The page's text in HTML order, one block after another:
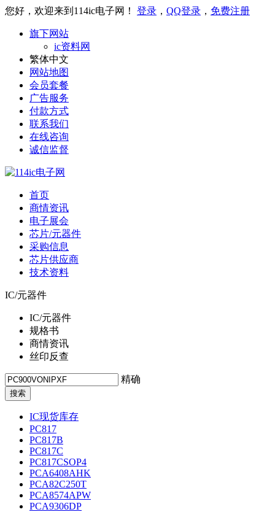
您好，欢迎来到114ic电子网！ 登录 ， QQ登录 ， 免费注册
旗下网站
ic资料网
繁体中文
网站地图
会员套餐
广告服务
付款方式
联系我们
在线咨询
诚信监督
首页
商情资讯
电子展会
芯片/元器件
采购信息
芯片供应商
技术资料
IC/元器件
IC/元器件
规格书
商情资讯
丝印反查
精确
IC现货库存
PC817
PC817B
PC817C
PC817CSOP4
PCA6408AHK
PCA82C250T
PCA8574APW
PCA9306DP